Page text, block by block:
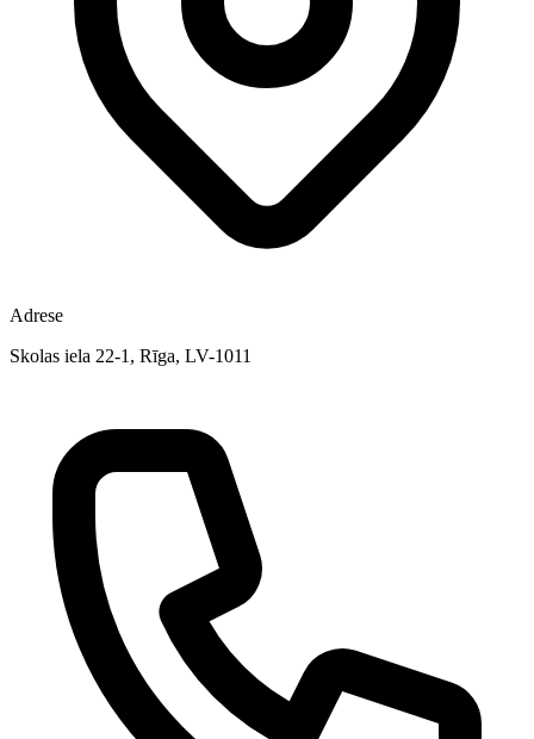
Adrese
Skolas iela 22-1, Rīga, LV-1011